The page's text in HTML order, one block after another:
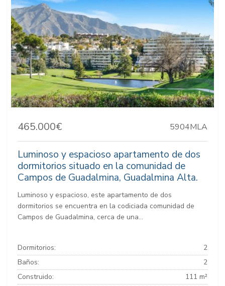
465.000€ 5904MLA
Luminoso y espacioso apartamento de dos
dormitorios situado en la comunidad de
Campos de Guadalmina, Guadalmina Alta.
Luminoso y espacioso, este apartamento de dos
dormitorios se encuentra en la codiciada comunidad de
Campos de Guadalmina, cerca de una...
Dormitorios:
2
Baños:
2
Construido:
111 m²